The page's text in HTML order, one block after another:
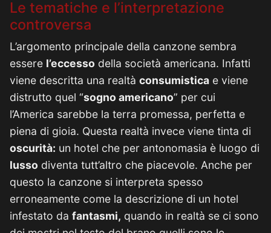
Le tematiche e l’interpretazione
controversa
L’argomento principale della canzone sembra
essere l’eccesso della società americana. Infatti
viene descritta una realtà consumistica e viene
distrutto quel “sogno americano” per cui
l’America sarebbe la terra promessa, perfetta e
piena di gioia. Questa realtà invece viene tinta di
oscurità: un hotel che per antonomasia è luogo di
lusso diventa tutt’altro che piacevole. Anche per
questo la canzone si interpreta spesso
erroneamente come la descrizione di un hotel
infestato da fantasmi, quando in realtà se ci sono